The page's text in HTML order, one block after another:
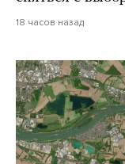
18 часов назад